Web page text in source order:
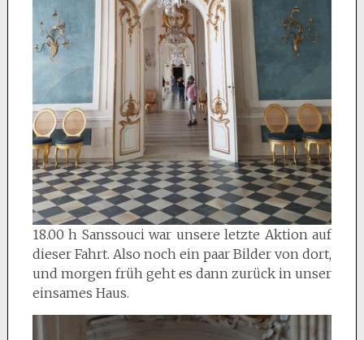
18.00 h Sanssouci war unsere letzte Aktion auf
dieser Fahrt. Also noch ein paar Bilder von dort,
und morgen früh geht es dann zurück in unser
einsames Haus.